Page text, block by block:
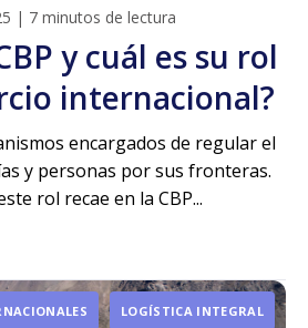
| 7 minutos de lectura
y cuál es su rol
internacional?
encargados de regular el
y personas por sus fronteras.
rol recae en la CBP...
LOGÍSTICA INTEGRAL